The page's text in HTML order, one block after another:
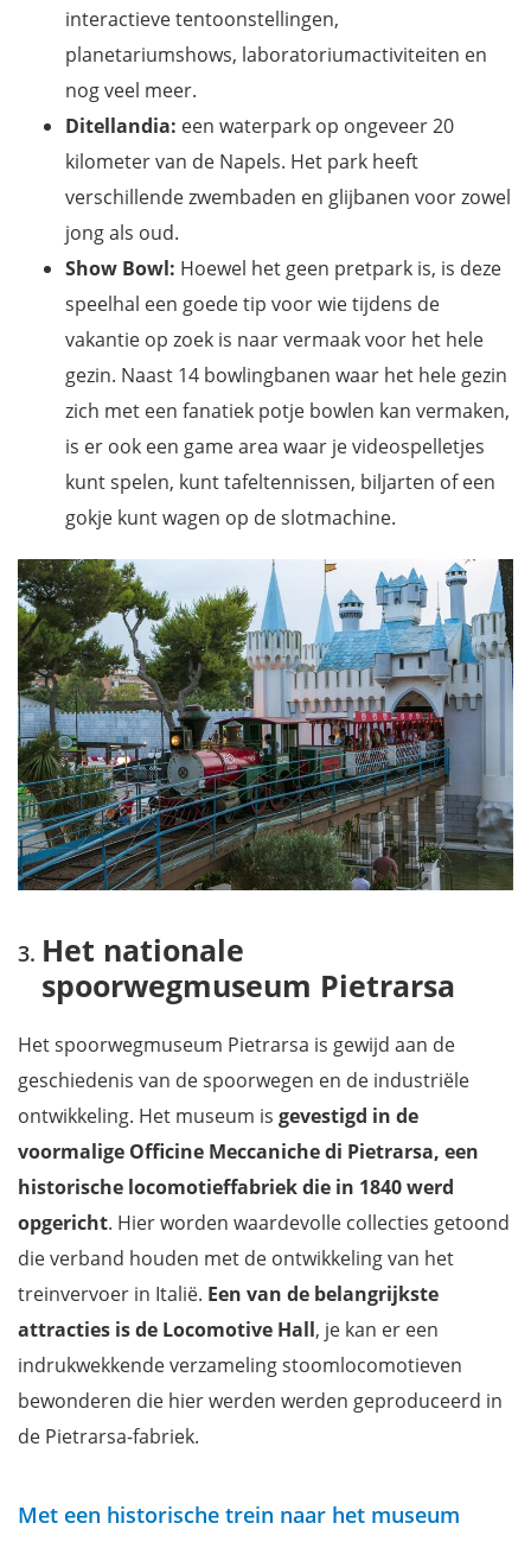
interactieve tentoonstellingen,
planetariumshows, laboratoriumactiviteiten en
nog veel meer.
Ditellandia: een waterpark op ongeveer 20
kilometer van de Napels. Het park heeft
verschillende zwembaden en glijbanen voor zowel
jong als oud.
Show Bowl: Hoewel het geen pretpark is, is deze
speelhal een goede tip voor wie tijdens de
vakantie op zoek is naar vermaak voor het hele
gezin. Naast 14 bowlingbanen waar het hele gezin
zich met een fanatiek potje bowlen kan vermaken,
is er ook een game area waar je videospelletjes
kunt spelen, kunt tafeltennissen, biljarten of een
gokje kunt wagen op de slotmachine.
Het nationale
spoorwegmuseum Pietrarsa
Het spoorwegmuseum Pietrarsa is gewijd aan de
geschiedenis van de spoorwegen en de industriële
ontwikkeling. Het museum is gevestigd in de
voormalige Officine Meccaniche di Pietrarsa, een
historische locomotieffabriek die in 1840 werd
opgericht. Hier worden waardevolle collecties getoond
die verband houden met de ontwikkeling van het
treinvervoer in Italië. Een van de belangrijkste
attracties is de Locomotive Hall, je kan er een
indrukwekkende verzameling stoomlocomotieven
bewonderen die hier werden werden geproduceerd in
de Pietrarsa-fabriek.
Met een historische trein naar het museum